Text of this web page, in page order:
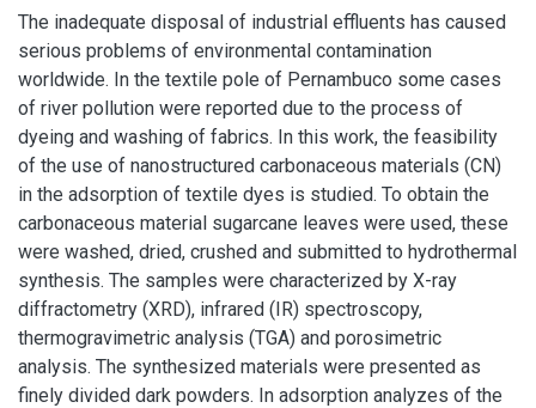
The inadequate disposal of industrial effluents has caused
serious problems of environmental contamination
worldwide. In the textile pole of Pernambuco some cases
of river pollution were reported due to the process of
dyeing and washing of fabrics. In this work, the feasibility
of the use of nanostructured carbonaceous materials (CN)
in the adsorption of textile dyes is studied. To obtain the
carbonaceous material sugarcane leaves were used, these
were washed, dried, crushed and submitted to hydrothermal
synthesis. The samples were characterized by X-ray
diffractometry (XRD), infrared (IR) spectroscopy,
thermogravimetric analysis (TGA) and porosimetric
analysis. The synthesized materials were presented as
finely divided dark powders. In adsorption analyzes of the